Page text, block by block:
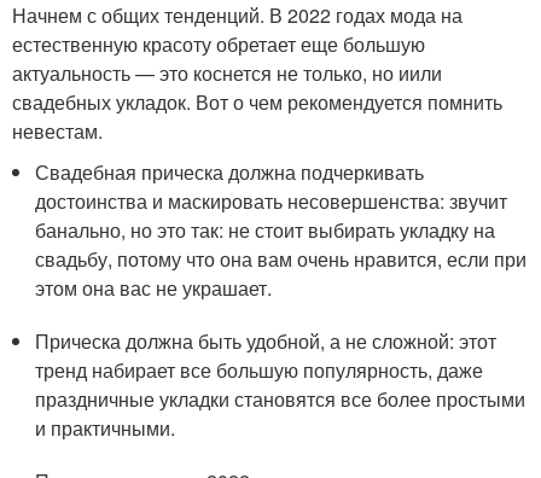
Начнем с общих тенденций. В 2022 годах мода на
естественную красоту обретает еще большую
актуальность — это коснется не только, но иили
свадебных укладок. Вот о чем рекомендуется помнить
невестам.
Свадебная прическа должна подчеркивать
достоинства и маскировать несовершенства: звучит
банально, но это так: не стоит выбирать укладку на
свадьбу, потому что она вам очень нравится, если при
этом она вас не украшает.
Прическа должна быть удобной, а не сложной: этот
тренд набирает все большую популярность, даже
праздничные укладки становятся все более простыми
и практичными.